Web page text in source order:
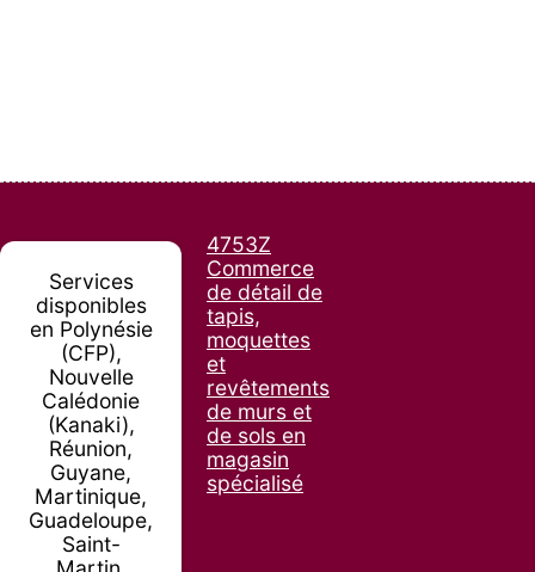
Services
disponibles
en Polynésie
(CFP),
Nouvelle
Calédonie
(Kanaki),
Réunion,
Guyane,
Martinique,
Guadeloupe,
Saint-
4753Z
Commerce
de détail de
tapis,
moquettes
et
revêtements
de murs et
de sols en
magasin
spécialisé